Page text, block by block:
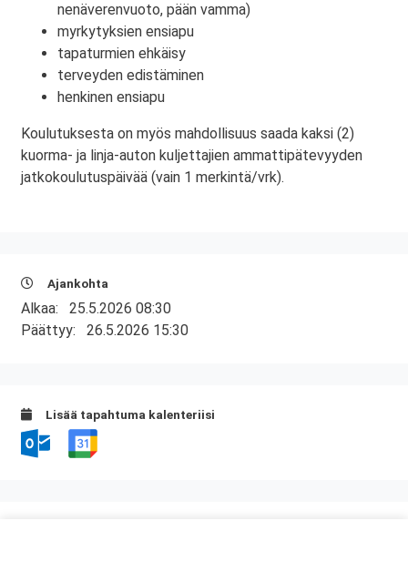
nenäverenvuoto, pään vamma)
myrkytyksien ensiapu
tapaturmien ehkäisy
terveyden edistäminen
henkinen ensiapu
Koulutuksesta on myös mahdollisuus saada kaksi (2)
kuorma- ja linja-auton kuljettajien ammattipätevyyden
jatkokoulutuspäivää (vain 1 merkintä/vrk).
Ajankohta
Alkaa: 25.5.2026 08:30
Päättyy: 26.5.2026 15:30
Lisää tapahtuma kalenteriisi